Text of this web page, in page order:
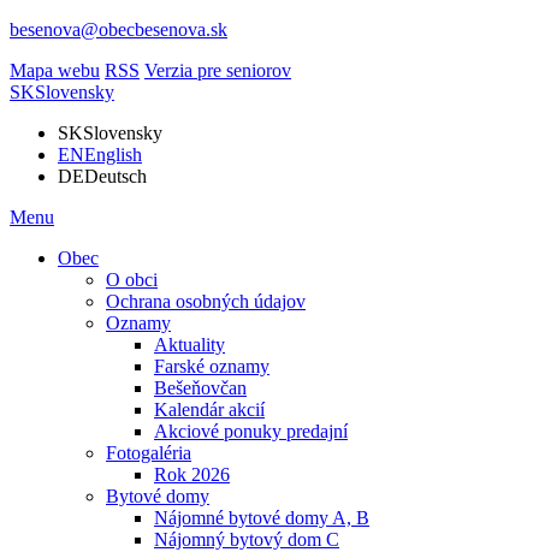
besenova@obecbesenova.sk
Mapa webu RSS Verzia pre seniorov
SKSlovensky
SKSlovensky
ENEnglish
DEDeutsch
Menu
Obec
O obci
Ochrana osobných údajov
Oznamy
Aktuality
Farské oznamy
Bešeňovčan
Kalendár akcií
Akciové ponuky predajní
Fotogaléria
Rok 2026
Bytové domy
Nájomné bytové domy A, B
Nájomný bytový dom C